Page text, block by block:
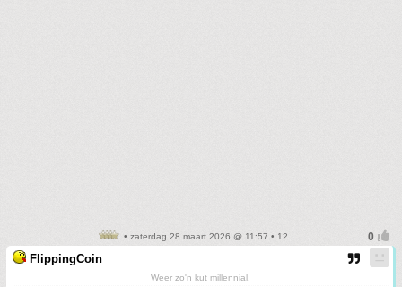
• zaterdag 28 maart 2026 @ 11:57 • 12
FlippingCoin
Weer zo'n kut millennial.